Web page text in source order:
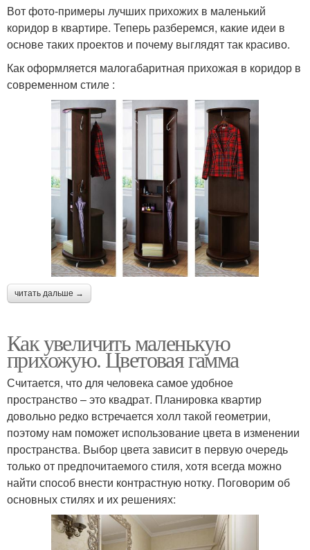
Вот фото-примеры лучших прихожих в маленький
коридор в квартире. Теперь разберемся, какие идеи в
основе таких проектов и почему выглядят так красиво.
Как оформляется малогабаритная прихожая в коридор в
современном стиле :
читать дальше →
Как увеличить маленькую
прихожую. Цветовая гамма
Считается, что для человека самое удобное
пространство – это квадрат. Планировка квартир
довольно редко встречается холл такой геометрии,
поэтому нам поможет использование цвета в изменении
пространства. Выбор цвета зависит в первую очередь
только от предпочитаемого стиля, хотя всегда можно
найти способ внести контрастную нотку. Поговорим об
основных стилях и их решениях: